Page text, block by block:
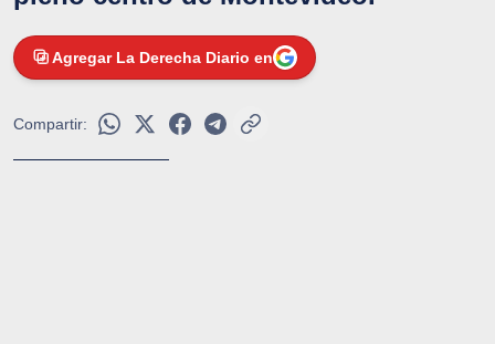
Agregar La Derecha Diario en
Compartir: